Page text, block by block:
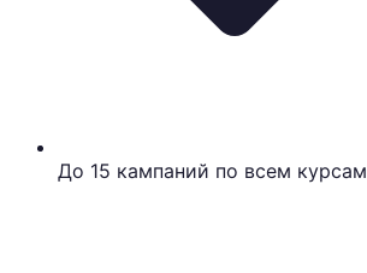
До 15 кампаний по всем курсам